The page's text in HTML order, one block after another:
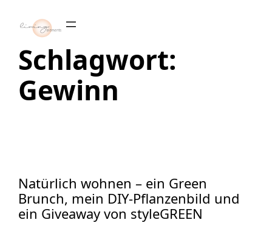
Inhalt
springen
Schlagwort:
Gewinn
Natürlich wohnen – ein Green
Brunch, mein DIY-Pflanzenbild und
ein Giveaway von styleGREEN